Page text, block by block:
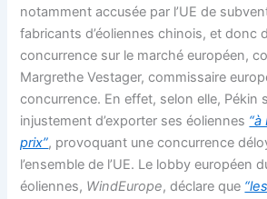
notamment accusée par l’UE de
fabricants d’éoliennes chinois, et donc
concurrence sur le marché européen,
Margrethe Vestager, commissaire
concurrence. En effet, selon elle, Pékin
injustement d’exporter ses éoliennes “à
prix”, provoquant une concurrence
l’ensemble de l’UE. Le lobby européen
éoliennes, WindEurope, déclare que